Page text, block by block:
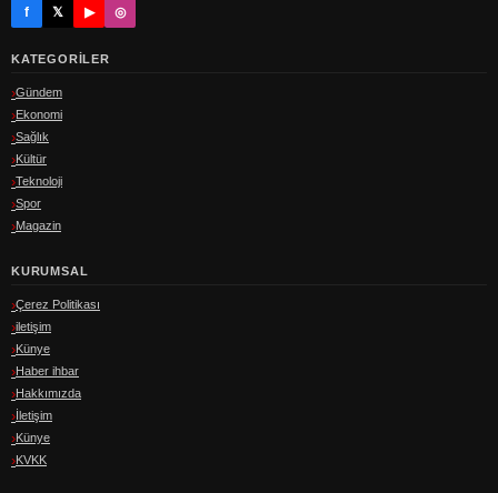
f 𝕏 ▶ ◎
KATEGORILER
Gündem
Ekonomi
Sağlık
Kültür
Teknoloji
Spor
Magazin
KURUMSAL
Çerez Politikası
iletişim
Künye
Haber ihbar
Hakkımızda
İletişim
Künye
KVKK